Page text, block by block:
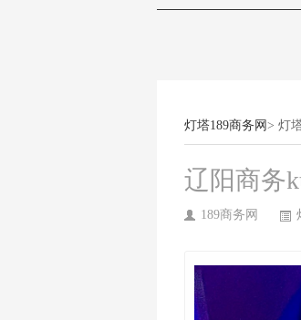
灯塔189商务网> 灯
辽阳商务
189商务网